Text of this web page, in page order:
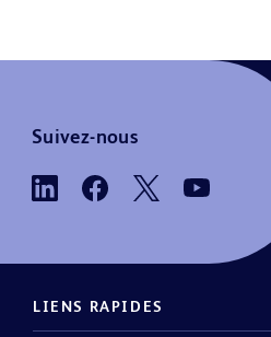
Suivez-nous
LIENS RAPIDES